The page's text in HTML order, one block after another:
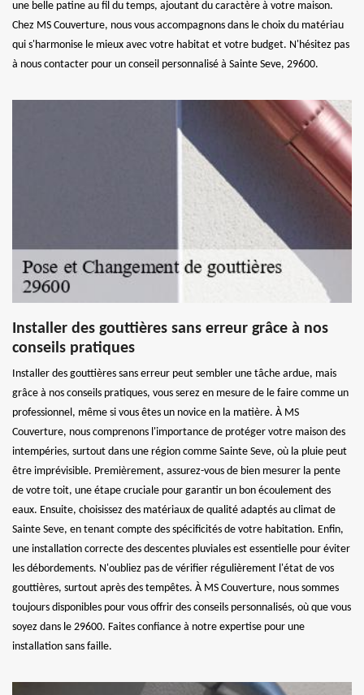
une belle patine au fil du temps, ajoutant du caractère à votre maison.
Chez MS Couverture, nous vous accompagnons dans le choix du matériau
qui s'harmonise le mieux avec votre habitat et votre budget. N'hésitez pas
à nous contacter pour un conseil personnalisé à Sainte Seve, 29600.
Installer des gouttières sans erreur grâce à nos
conseils pratiques
Installer des gouttières sans erreur peut sembler une tâche ardue, mais
grâce à nos conseils pratiques, vous serez en mesure de le faire comme un
professionnel, même si vous êtes un novice en la matière. À MS
Couverture, nous comprenons l'importance de protéger votre maison des
intempéries, surtout dans une région comme Sainte Seve, où la pluie peut
être imprévisible. Premièrement, assurez-vous de bien mesurer la pente
de votre toit, une étape cruciale pour garantir un bon écoulement des
eaux. Ensuite, choisissez des matériaux de qualité adaptés au climat de
Sainte Seve, en tenant compte des spécificités de votre habitation. Enfin,
une installation correcte des descentes pluviales est essentielle pour éviter
les débordements. N'oubliez pas de vérifier régulièrement l'état de vos
gouttières, surtout après des tempêtes. À MS Couverture, nous sommes
toujours disponibles pour vous offrir des conseils personnalisés, où que vous
soyez dans le 29600. Faites confiance à notre expertise pour une
installation sans faille.